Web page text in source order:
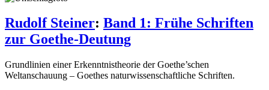
Rudolf Steiner: Band 1: Frühe Schriften
zur Goethe-Deutung
Grundlinien einer Erkenntnistheorie der Goethe’schen
Weltanschauung – Goethes naturwissenschaftliche Schriften.